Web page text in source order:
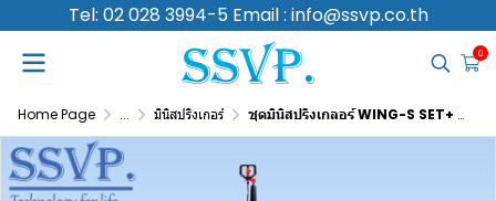
Tel: 02 028 3994-5 Email : info@ssvp.co.th
0
Home Page ... มินิสปริงเกอร์ ชุดมินิสปริงเกลอร์ WING-S SET+ รหัสสินค้า 351-48180-10 (แพ็ค 10 ชุด)